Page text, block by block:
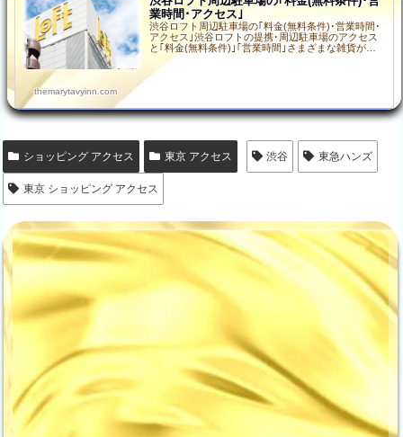
業時間･アクセス｣
渋谷ロフト周辺駐車場の｢料金(無料条件)･営業時間･
アクセス｣渋谷ロフトの提携･周辺駐車場のアクセス
と｢料金(無料条件)｣｢営業時間｣さまざまな雑貨が取
り揃う「渋谷ロフト」は、渋谷駅からも近く 見て
い…
themarytavyinn.com
ショッピング アクセス 東京 アクセス 渋谷 東急ハンズ
東京 ショッピング アクセス